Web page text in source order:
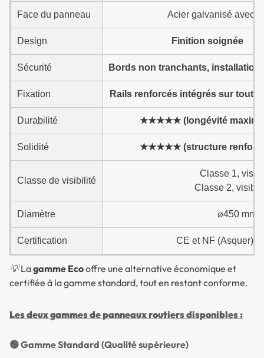
Face du panneau Acier galvanisé avec
Design Finition soignée
Sécurité Bords non tranchants, installation
Fixation Rails renforcés intégrés sur tout
Durabilité ★★★★★ (longévité
Solidité ★★★★★ (structure
Classe de visibilité
Classe 1,
Classe 2,
Diamètre ⌀450 mm,
Certification CE et NF (Asquer)
💡 Lagamme Ecooffre une alternative économique et
certifiée à la gamme standard, tout en restant conforme.
Les deux gammes de panneaux routiers disponibles :
🟢 Gamme Standard (Qualité supérieure)